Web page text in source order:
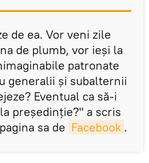
de ea. Vor veni zile
de plumb, vor ieşi la
patronate
generalii şi subalternii
Eventual ca să-i
preşedinţie?" a scris
sa de Facebook .